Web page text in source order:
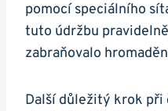
pomocí speciálního
tuto údržbu
zabraňovalo
Další důležitý ⁤krok